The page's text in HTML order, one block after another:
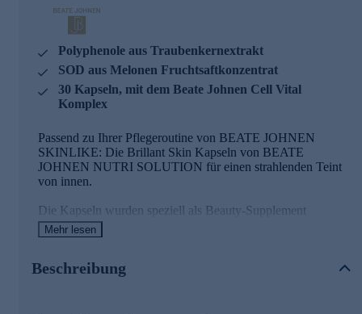
Polyphenole aus Traubenkernextrakt
SOD aus Melonen Fruchtsaftkonzentrat
30 Kapseln, mit dem Beate Johnen Cell Vital
Komplex
Passend zu Ihrer Pflegeroutine von BEATE JOHNEN
SKINLIKE: Die Brillant Skin Kapseln von BEATE
JOHNEN NUTRI SOLUTION für einen strahlenden Teint
von innen.
Die Kapseln wurden speziell als Beauty-Supplement
entwickelt. Das enthaltene Vitamin C trägt zu einer normalen
Kollagenbildung bei und hilft, die Zellen vor oxidativem
Bindegewebsbildung unterstützt.
Mehr lesen
Beschreibung